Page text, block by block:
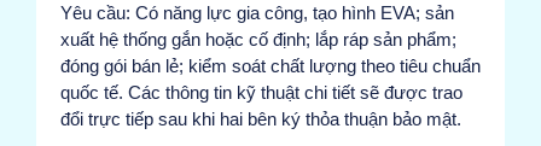
Yêu cầu: Có năng lực gia công, tạo hình EVA; sản
xuất hệ thống gắn hoặc cố định; lắp ráp sản phẩm;
đóng gói bán lẻ; kiểm soát chất lượng theo tiêu chuẩn
quốc tế. Các thông tin kỹ thuật chi tiết sẽ được trao
đổi trực tiếp sau khi hai bên ký thỏa thuận bảo mật.